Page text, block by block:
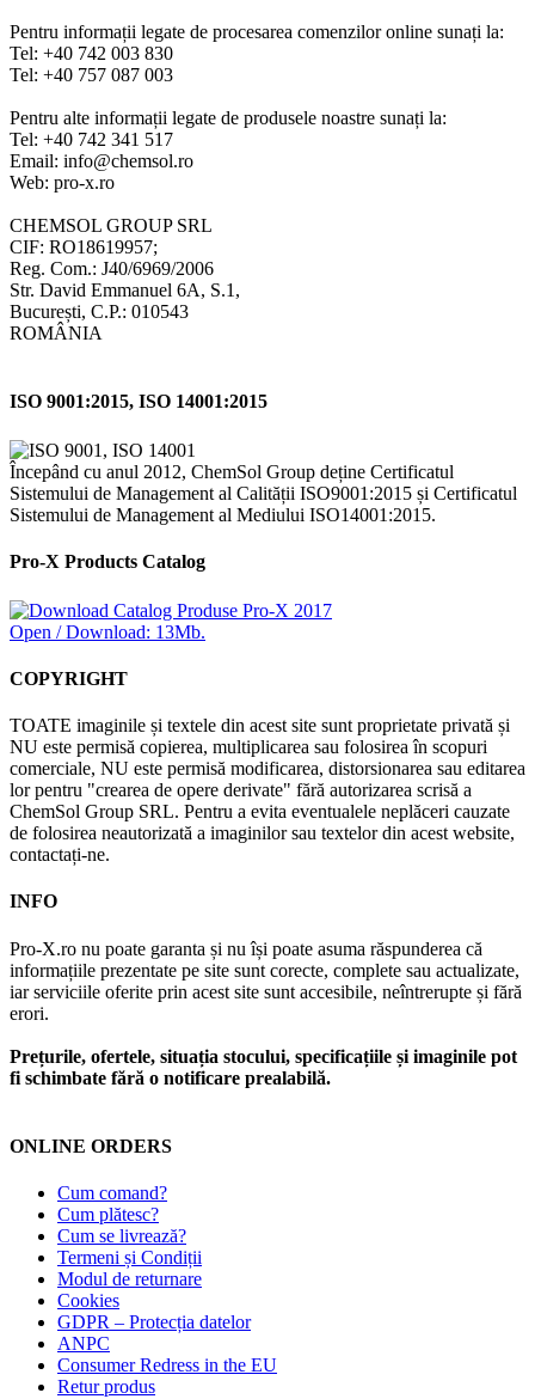
Pentru informații legate de procesarea comenzilor online sunați la:
Tel: +40 742 003 830
Tel: +40 757 087 003
Pentru alte informații legate de produsele noastre sunați la:
Tel: +40 742 341 517
Email: info@chemsol.ro
Web: pro-x.ro
CHEMSOL GROUP SRL
CIF: RO18619957;
Reg. Com.: J40/6969/2006
Str. David Emmanuel 6A, S.1,
București, C.P.: 010543
ROMÂNIA
ISO 9001:2015, ISO 14001:2015
Începând cu anul 2012, ChemSol Group deține Certificatul
Sistemului de Management al Calității ISO9001:2015 și Certificatul
Sistemului de Management al Mediului ISO14001:2015.
Pro-X Products Catalog
Open / Download: 13Mb.
COPYRIGHT
TOATE imaginile și textele din acest site sunt proprietate privată și
NU este permisă copierea, multiplicarea sau folosirea în scopuri
comerciale, NU este permisă modificarea, distorsionarea sau editarea
lor pentru "crearea de opere derivate" fără autorizarea scrisă a
ChemSol Group SRL. Pentru a evita eventualele neplăceri cauzate
de folosirea neautorizată a imaginilor sau textelor din acest website,
contactați-ne.
INFO
Pro-X.ro nu poate garanta și nu își poate asuma răspunderea că
informațiile prezentate pe site sunt corecte, complete sau actualizate,
iar serviciile oferite prin acest site sunt accesibile, neîntrerupte și fără
erori.
Prețurile, ofertele, situația stocului, specificațiile și imaginile pot
fi schimbate fără o notificare prealabilă.
ONLINE ORDERS
Cum comand?
Cum plătesc?
Cum se livrează?
Termeni și Condiții
Modul de returnare
Cookies
GDPR – Protecția datelor
ANPC
Consumer Redress in the EU
Retur produs